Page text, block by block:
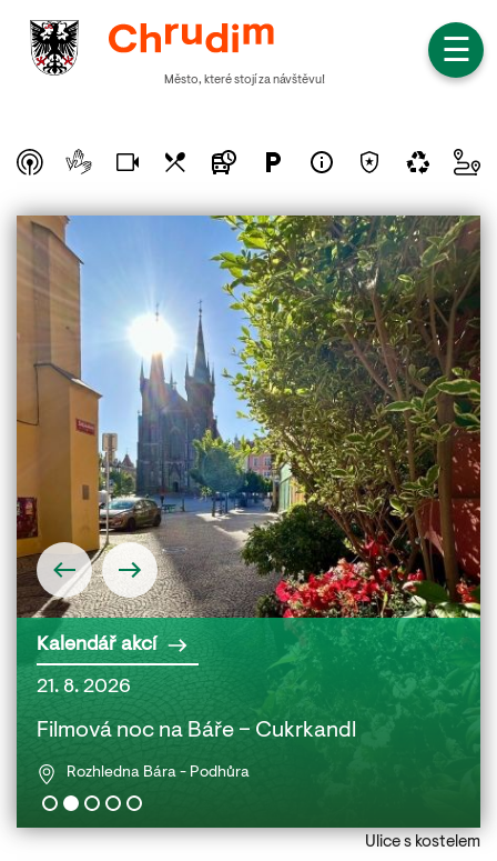
☰
Město, které stojí za návštěvu!
Kalendář akcí
21. 8. 2026
Filmová noc na Báře – Cukrkandl
Rozhledna Bára - Podhůra
22.
Ulice s kostelem